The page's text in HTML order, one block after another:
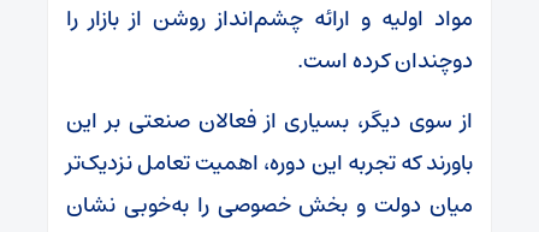
مواد اولیه و ارائه چشم‌انداز روشن از بازار را
دوچندان کرده است.
از سوی دیگر، بسیاری از فعالان صنعتی بر این
باورند که تجربه این دوره، اهمیت تعامل نزدیک‌تر
میان دولت و بخش خصوصی را به‌خوبی نشان